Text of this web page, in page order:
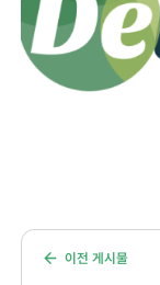
이전 게시물